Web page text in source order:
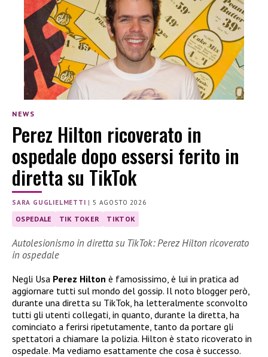
NEWS
Perez Hilton ricoverato in
ospedale dopo essersi ferito in
diretta su TikTok
SARA GUGLIELMETTI |5 AGOSTO 2026
OSPEDALE TIK TOKER TIKTOK
Autolesionismo in diretta su TikTok: Perez Hilton ricoverato
in ospedale
Negli Usa Perez Hilton è famosissimo, è lui in pratica ad
aggiornare tutti sul mondo del gossip. Il noto blogger però,
durante una diretta su TikTok, ha letteralmente sconvolto
tutti gli utenti collegati, in quanto, durante la diretta, ha
cominciato a ferirsi ripetutamente, tanto da portare gli
spettatori a chiamare la polizia. Hilton è stato ricoverato in
ospedale. Ma vediamo esattamente che cosa è successo.